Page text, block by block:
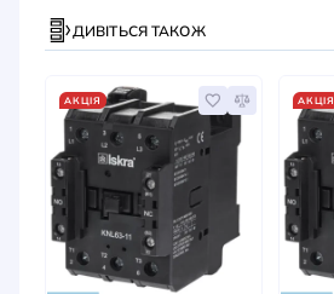
ДИВІТЬСЯ ТАКОЖ
АКЦІЯ АКЦІЯ